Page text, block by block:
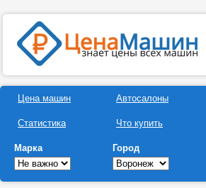
Цена машин
Статистика
Автосалоны
Что купить
Марка Город